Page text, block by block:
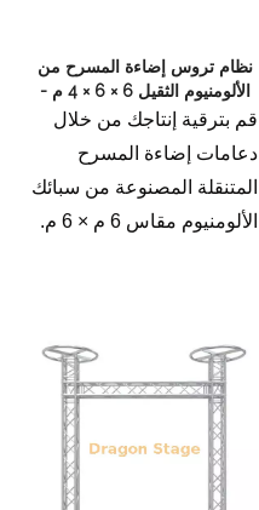
نظام تروس إضاءة المسرح من
الألومنيوم الثقيل 6 × 6 × 4 م -
تروس صندوق الحدث المعياري
قم بترقية إنتاجك من خلال
دعامات إضاءة المسرح
المتنقلة المصنوعة من سبائك
الألومنيوم مقاس 6 م × 6 م.
وخفيف الوزن ومثالي
للحفلات الموسيقية
والمعارض التجارية والأحداث
الخارجية. سهل التجميع